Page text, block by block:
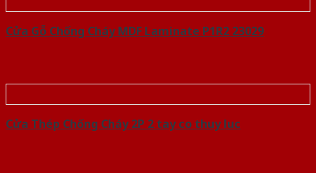
Cửa Gỗ Chống Cháy MDF Laminate P1R2 23029
Cửa Thép Chống Cháy 2P 2 tay co thuy luc